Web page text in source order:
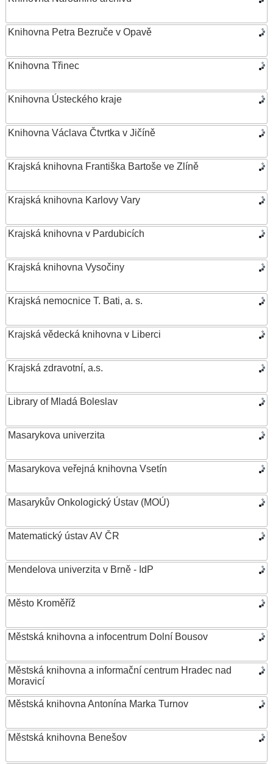
Knihovna Petra Bezruče v Opavě
Knihovna Třinec
Knihovna Ústeckého kraje
Knihovna Václava Čtvrtka v Jičíně
Krajská knihovna Františka Bartoše ve Zlíně
Krajská knihovna Karlovy Vary
Krajská knihovna v Pardubicích
Krajská knihovna Vysočiny
Krajská nemocnice T. Bati, a. s.
Krajská vědecká knihovna v Liberci
Krajská zdravotní, a.s.
Library of Mladá Boleslav
Masarykova univerzita
Masarykova veřejná knihovna Vsetín
Masarykův Onkologický Ústav (MOÚ)
Matematický ústav AV ČR
Mendelova univerzita v Brně - IdP
Město Kroměříž
Městská knihovna a infocentrum Dolní Bousov
Městská knihovna a informační centrum Hradec nad
Moravicí
Městská knihovna Antonína Marka Turnov
Městská knihovna Benešov